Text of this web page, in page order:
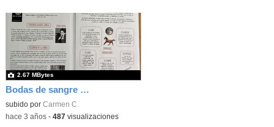
Bodas de sangre D. Labanda
subido por Carmen C.
2.67 MBytes
-hace 3 años- 487visualizaciones